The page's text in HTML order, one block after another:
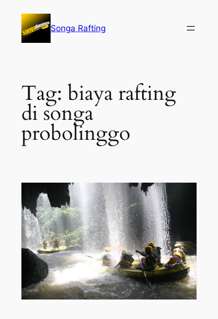
konten
Songa Rafting
Tag: biaya rafting
di songa
probolinggo